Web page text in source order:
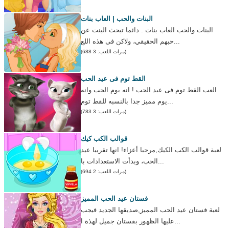
البنات والحب | العاب بنات
البنات والحب العاب بنات . دائما تبحث البنت عن
حبهم الحقيقي، ولاكن فى هذه اللع...
(مرات اللعب: 3 688)
القط توم فى عيد الحب
العب القط توم فى عيد الحب ! انه يوم الحب وانه
يوم مميز جدا بالنسبه للقط توم...
(مرات اللعب: 3 783)
قوالب الكب كيك
لعبة قوالب الكب الكيك,مرحبا أعزاء! انها تقريبا عيد
الحب، وبدأت الاستعدادات با...
(مرات اللعب: 2 694)
فستان عيد الحب المميز
لعبة فستان عيد الحب المميز,صديقها الجديد فيجب
عليها الظهور بفستان جميل لهذة ا...